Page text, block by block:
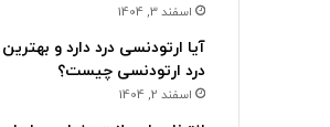
اسفند 3, 1404
آیا ارتودنسی درد دارد و
درد ارتودنسی چیست؟
اسفند 2, 1404